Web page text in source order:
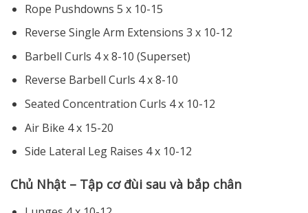
Rope Pushdowns 5 x 10-15
Reverse Single Arm Extensions 3 x 10-12
Barbell Curls 4 x 8-10 (Superset)
Reverse Barbell Curls 4 x 8-10
Seated Concentration Curls 4 x 10-12
Air Bike 4 x 15-20
Side Lateral Leg Raises 4 x 10-12
Chủ Nhật – Tập cơ đùi sau và bắp chân